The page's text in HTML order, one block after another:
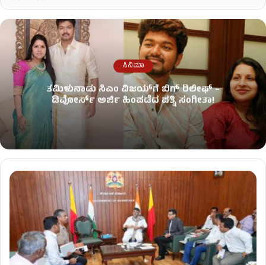
ಸಿನಿಮಾ
ತಮಿಳುನಾಡು ಸಿಎಂ ವಿಜಯ್‌ಗೆ ಬಿಗ್ ರಿಲೀಫ್ –
ಡಿವೋರ್ಸ್ ಅರ್ಜಿ ಹಿಂಪಡೆದ ಪತ್ನಿ ಸಂಗೀತಾ!